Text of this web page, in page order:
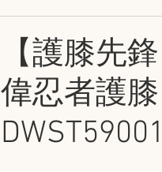
【護膝先
偉忍者護膝